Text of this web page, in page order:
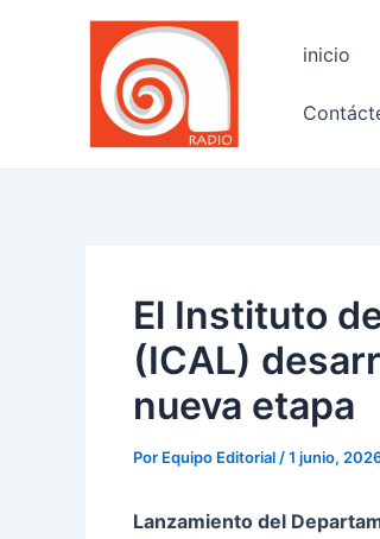
inicio
El Instituto
(ICAL)
nueva etapa
Por Equipo Editorial /1 junio,
Lanzamiento del
Navegación
entradas